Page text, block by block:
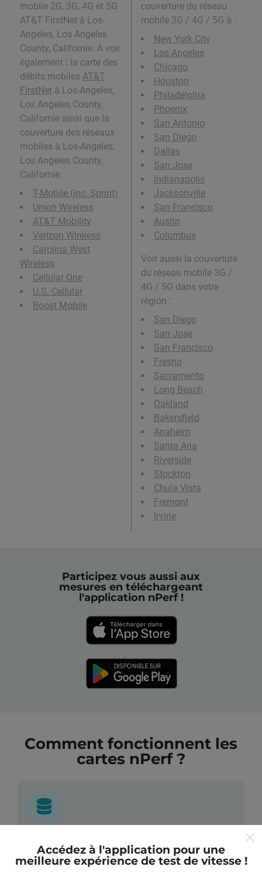
mobile 2G, 3G, 4G et 5G
AT&T FirstNet à Los-
Angeles, Los Angeles
County, Californie. A voir
également : la carte des
débits mobiles AT&T
FirstNetà Los-Angeles,
Los Angeles County,
Californie ainsi que la
couverture des réseaux
mobiles à Los-Angeles,
Los Angeles County,
Californie.
T-Mobile (inc. Sprint)
Union Wireless
AT&T Mobility
Verizon Wireless
Carolina West
Wireless
Cellular One
U.S. Cellular
Boost Mobile
couverture du réseau
mobile 3G / 4G / 5G à :
New York City
Los Angeles
Chicago
Houston
Philadelphia
Phoenix
San Antonio
San Diego
Dallas
San Jose
Indianapolis
Jacksonville
San Francisco
Austin
Columbus
Voir aussi la couverture
du réseau mobile 3G /
4G / 5G dans votre
région :
San Diego
San Jose
San Francisco
Fresno
Sacramento
Long Beach
Oakland
Bakersfield
Anaheim
Santa Ana
Riverside
Stockton
Chula Vista
Fremont
Irvine
Participez vous aussi aux
mesures en téléchargeant
l'application nPerf !
Comment fonctionnent les
cartes nPerf ?
Les mesures collectées sont effectuées par les
Accédez à l'application pour une
meilleure expérience de test de vitesse !